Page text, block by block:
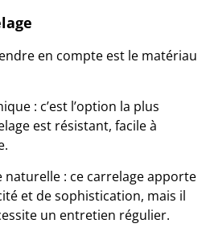
en compte est le matériau
: c’est l’option la plus
est résistant, facile à
naturelle : ce carrelage apporte
et de sophistication, mais il
un entretien régulier.